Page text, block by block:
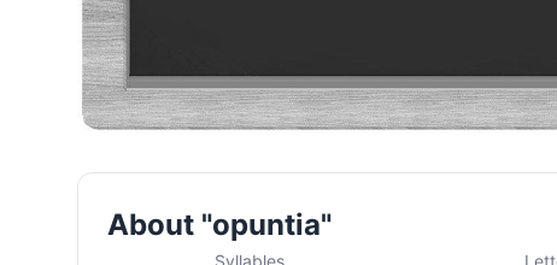
About "opuntia"